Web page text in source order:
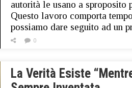
autorità le usano a
Questo lavoro comporta
possiamo dare seguito ad un
0
La Verità Esiste